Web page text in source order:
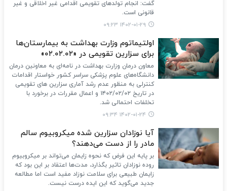
گفت: انجام تولدهای تقویمی اقدامی غیر اخلاقی و غیر
قانونی است.
۱۴۰۲-۰۱-۲۹ ۰۹:۲۳
اولتیماتوم وزارت بهداشت به بیمارستان‌ها
برای سزارین‌ تقویمی در «۰۲.۰۲.۰۲»
معاون درمان وزارت بهداشت در نامه‌ای به معاونین درمان
دانشگاه‌های علوم پزشکی سراسر کشور خواستار اقدامات
کنترلی به منظور عدم رشد آماری سزارین های تقویمی
در تاریخ ۱۴۰۲/۰۲/۰۲ و اعمال مقررات در برخورد با
تخلفات احتمالی شد.
۱۴۰۲-۰۱-۲۴ ۰۹:۳۴
آیا نوزادان سزارین شده میکروبیوم سالم
مادر را از دست می‌دهند؟
بر پایه این فرض که نحوه زایمان می‌تواند بر میکروبیوم
روده نوزادان تاثیر بگذارد، مدت‌ها اعتقاد بر این بود که
زایمان طبیعی برای سلامت نوزاد مفید است اما مطالعه
جدید می‌گوید که این ایده درست نیست.